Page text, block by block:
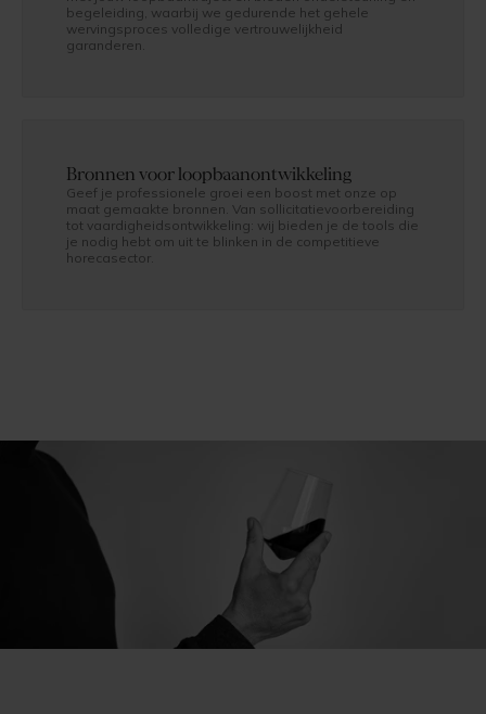
begeleiding, waarbij we gedurende het gehele
wervingsproces volledige vertrouwelijkheid
garanderen.
Bronnen voor loopbaanontwikkeling
Geef je professionele groei een boost met onze op
maat gemaakte bronnen. Van sollicitatievoorbereiding
tot vaardigheidsontwikkeling: wij bieden je de tools die
je nodig hebt om uit te blinken in de competitieve
horecasector.